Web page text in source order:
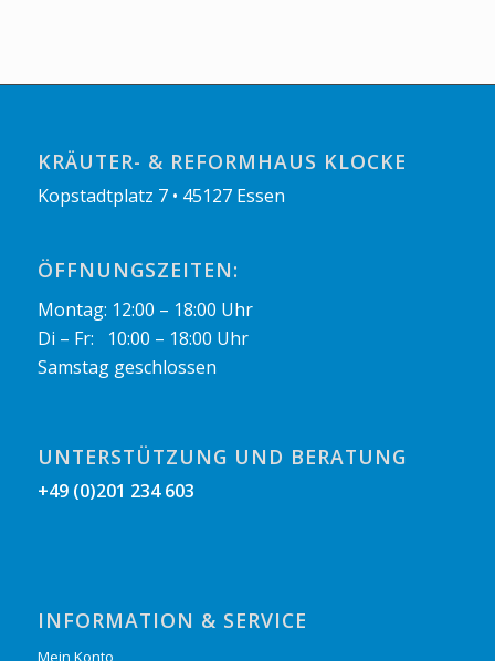
KRÄUTER- & REFORMHAUS KLOCKE
Kopstadtplatz 7 • 45127 Essen
ÖFFNUNGSZEITEN:
Montag: 12:00 – 18:00 Uhr
Di – Fr: 10:00 – 18:00 Uhr
Samstag geschlossen
UNTERSTÜTZUNG UND BERATUNG
+49 (0)201 234 603
INFORMATION & SERVICE
Mein Konto